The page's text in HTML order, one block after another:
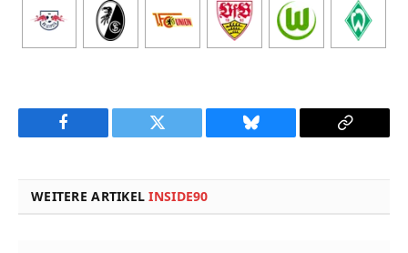
Facebook Twitter Bluesky
Copy
WEITERE ARTIKELINSIDE90